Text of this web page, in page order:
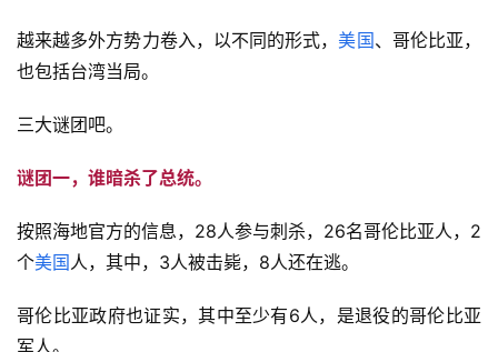
越来越多外方势力卷入，以不同的形式，美国、哥伦比亚，
也包括台湾当局。
三大谜团吧。
谜团一，谁暗杀了总统。
按照海地官方的信息，28人参与刺杀，26名哥伦比亚人，2
个美国人，其中，3人被击毙，8人还在逃。
哥伦比亚政府也证实，其中至少有6人，是退役的哥伦比亚
军人。